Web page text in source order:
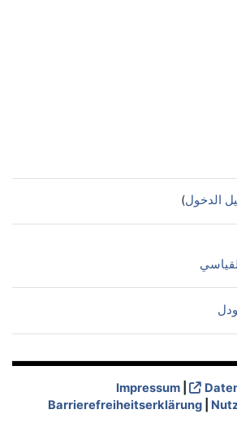
الدخول)
Impressum
Barrierefreiheitserklärung